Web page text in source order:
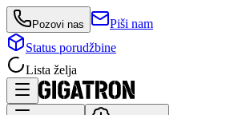
Pozovi nas
Piši nam
Status porudžbine
Lista želja